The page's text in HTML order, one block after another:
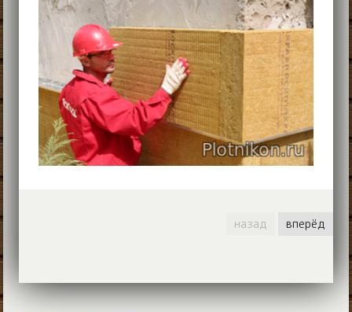
назад вперёд